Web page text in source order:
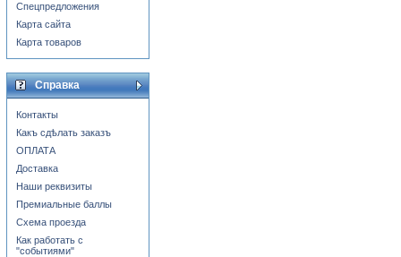
Спецпредложения
Карта сайта
Карта товаров
Справка
Контакты
Какъ сдѣлать заказъ
ОПЛАТА
Доставка
Наши реквизиты
Премиальные баллы
Схема проезда
Как работать с
"событиями"